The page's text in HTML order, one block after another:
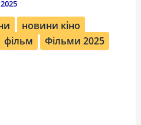
новини кіно
фільм Фільми 2025